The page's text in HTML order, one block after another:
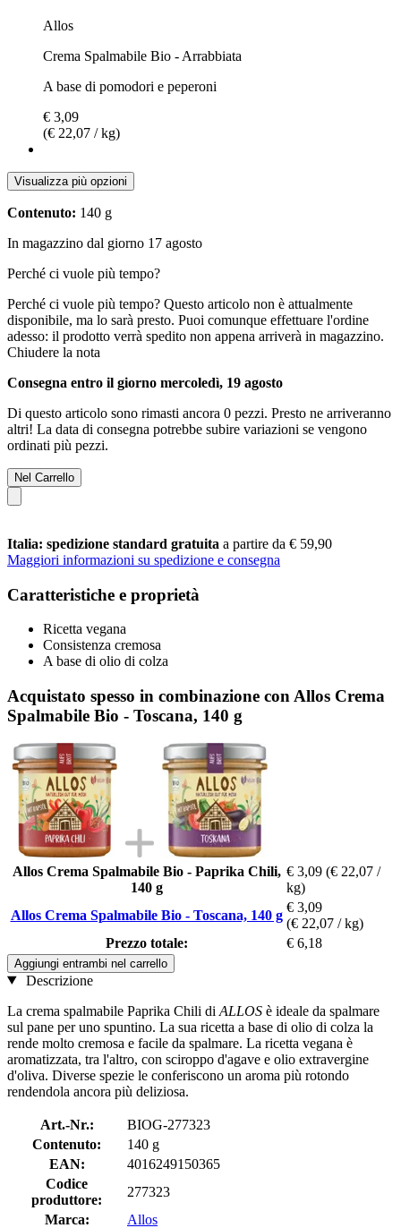
Allos
Crema Spalmabile Bio - Arrabbiata
A base di pomodori e peperoni
€ 3,09
(€ 22,07 / kg)
Visualizza più opzioni
Contenuto: 140 g
In magazzino dal giorno 17 agosto
Perché ci vuole più tempo?
Perché ci vuole più tempo? Questo articolo non è attualmente
disponibile, ma lo sarà presto. Puoi comunque effettuare l'ordine
adesso: il prodotto verrà spedito non appena arriverà in magazzino.
Chiudere la nota
Consegna entro il giorno mercoledì, 19 agosto
Di questo articolo sono rimasti ancora 0 pezzi. Presto ne arriveranno
altri! La data di consegna potrebbe subire variazioni se vengono
ordinati più pezzi.
Nel Carrello
Italia: spedizione standard gratuita a partire da € 59,90
Maggiori informazioni su spedizione e consegna
Caratteristiche e proprietà
Ricetta vegana
Consistenza cremosa
A base di olio di colza
Acquistato spesso in combinazione con Allos Crema
Spalmabile Bio - Toscana, 140 g
Allos Crema Spalmabile Bio - Paprika Chili,
140 g
€ 3,09 (€ 22,07 /
kg)
Allos Crema Spalmabile Bio - Toscana, 140 g
€ 3,09
(€ 22,07 / kg)
Prezzo totale:
€ 6,18
Aggiungi entrambi nel carrello
Descrizione
La crema spalmabile Paprika Chili di ALLOS è ideale da spalmare
sul pane per uno spuntino. La sua ricetta a base di olio di colza la
rende molto cremosa e facile da spalmare. La ricetta vegana è
aromatizzata, tra l'altro, con sciroppo d'agave e olio extravergine
d'oliva. Diverse spezie le conferiscono un aroma più rotondo
rendendola ancora più deliziosa.
Art.-Nr.:
BIOG-277323
Contenuto:
140 g
EAN:
4016249150365
Codice
produttore:
277323
Marca:
Allos